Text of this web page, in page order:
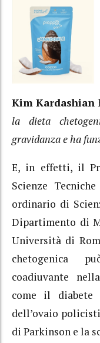
Kim Kardashian
la dieta
gravidanza e ha
E, in effetti, il
Scienze
ordinario di
Dipartimento di
Università di
chetogenica
coadiuvante
come il diabete
dell’ovaio
di Parkinson e la